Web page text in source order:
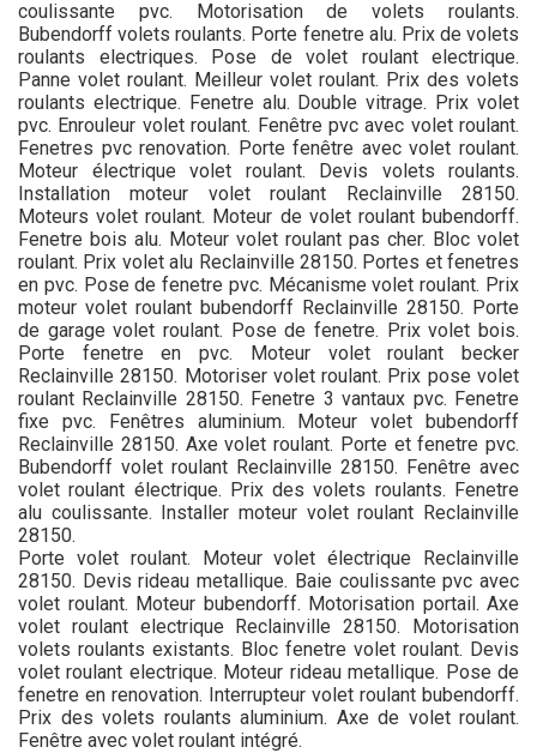
coulissante pvc. Motorisation de volets roulants.
Bubendorff volets roulants. Porte fenetre alu. Prix de volets
roulants electriques. Pose de volet roulant electrique.
Panne volet roulant. Meilleur volet roulant. Prix des volets
roulants electrique. Fenetre alu. Double vitrage. Prix volet
pvc. Enrouleur volet roulant. Fenêtre pvc avec volet roulant.
Fenetres pvc renovation. Porte fenêtre avec volet roulant.
Moteur électrique volet roulant. Devis volets roulants.
Installation moteur volet roulant Reclainville 28150.
Moteurs volet roulant. Moteur de volet roulant bubendorff.
Fenetre bois alu. Moteur volet roulant pas cher. Bloc volet
roulant. Prix volet alu Reclainville 28150. Portes et fenetres
en pvc. Pose de fenetre pvc. Mécanisme volet roulant. Prix
moteur volet roulant bubendorff Reclainville 28150. Porte
de garage volet roulant. Pose de fenetre. Prix volet bois.
Porte fenetre en pvc. Moteur volet roulant becker
Reclainville 28150. Motoriser volet roulant. Prix pose volet
roulant Reclainville 28150. Fenetre 3 vantaux pvc. Fenetre
fixe pvc. Fenêtres aluminium. Moteur volet bubendorff
Reclainville 28150. Axe volet roulant. Porte et fenetre pvc.
Bubendorff volet roulant Reclainville 28150. Fenêtre avec
volet roulant électrique. Prix des volets roulants. Fenetre
alu coulissante. Installer moteur volet roulant Reclainville
28150.
Porte volet roulant. Moteur volet électrique Reclainville
28150. Devis rideau metallique. Baie coulissante pvc avec
volet roulant. Moteur bubendorff. Motorisation portail. Axe
volet roulant electrique Reclainville 28150. Motorisation
volets roulants existants. Bloc fenetre volet roulant. Devis
volet roulant electrique. Moteur rideau metallique. Pose de
fenetre en renovation. Interrupteur volet roulant bubendorff.
Prix des volets roulants aluminium. Axe de volet roulant.
Fenêtre avec volet roulant intégré.